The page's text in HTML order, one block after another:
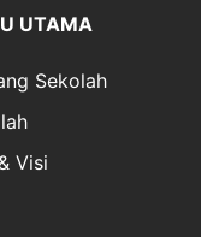
UTAMA
Sekolah
Visi